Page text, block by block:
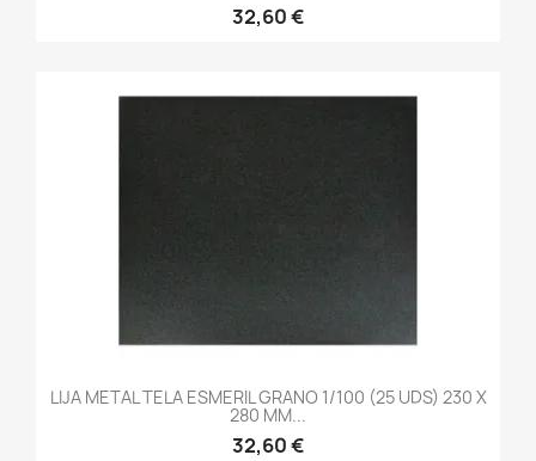
32,60 €
LIJA METAL TELA ESMERIL GRANO 1/100 (25 UDS) 230 X
280 MM...
32,60 €